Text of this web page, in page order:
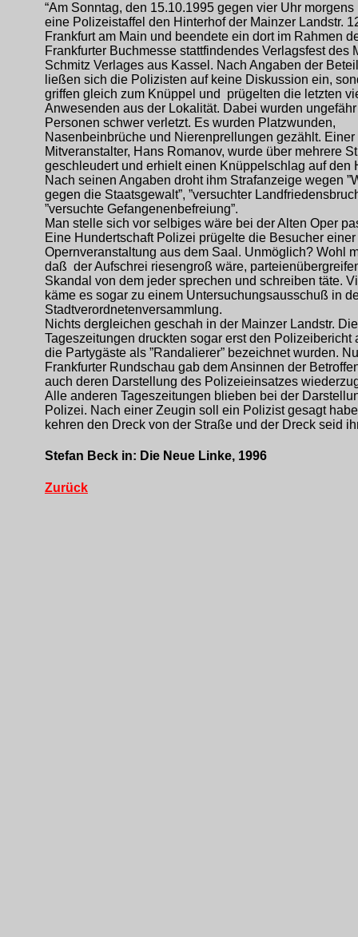
“Am Sonntag, den 15.10.1995 gegen vier Uhr morgens
eine Polizeistaffel den Hinterhof der Mainzer Landstr.
Frankfurt am Main und beendete ein dort im Rahmen
Frankfurter Buchmesse stattfindendes Verlagsfest des
Schmitz Verlages aus Kassel. Nach Angaben der
ließen sich die Polizisten auf keine Diskussion ein,
griffen gleich zum Knüppel und prügelten die letzten
Anwesenden aus der Lokalität. Dabei wurden
Personen schwer verletzt. Es wurden Platzwunden,
Nasenbeinbrüche und Nierenprellungen gezählt. Einer
Mitveranstalter, Hans Romanov, wurde über mehrere
geschleudert und erhielt einen Knüppelschlag auf den
Nach seinen Angaben droht ihm Strafanzeige wegen
gegen die Staatsgewalt”, ”versuchter
”versuchte Gefangenenbefreiung”.
Man stelle sich vor selbiges wäre bei der Alten Oper
Eine Hundertschaft Polizei prügelte die Besucher einer
Opernveranstaltung aus dem Saal. Unmöglich? Wohl
daß der Aufschrei riesengroß wäre,
Skandal von dem jeder sprechen und schreiben täte.
käme es sogar zu einem Untersuchungsausschuß in
Stadtverordnetenversammlung.
Nichts dergleichen geschah in der Mainzer Landstr. Die
Tageszeitungen druckten sogar erst den Polizeibericht
die Partygäste als ”Randalierer” bezeichnet wurden.
Frankfurter Rundschau gab dem Ansinnen der
auch deren Darstellung des Polizeieinsatzes
Alle anderen Tageszeitungen blieben bei der
Polizei. Nach einer Zeugin soll ein Polizist gesagt
kehren den Dreck von der Straße und der Dreck seid
Stefan Beck in: Die Neue Linke, 1996
Zurück